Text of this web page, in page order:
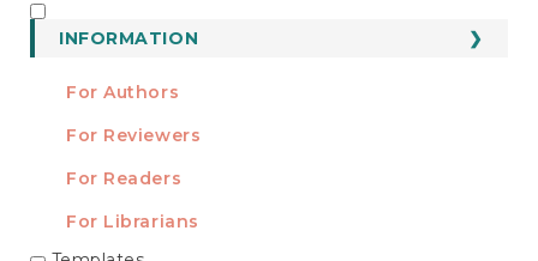
Submission
INFORMATION
For Authors
For Reviewers
For Readers
For Librarians